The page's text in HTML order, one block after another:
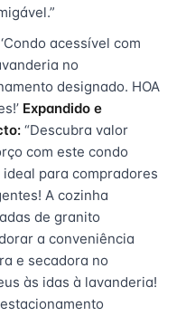
‘Condo acessível com
no
designado. HOA
Expandido e
“Descubra valor
com este condo
para compradores
A cozinha
de granito
a conveniência
e secadora no
às idas à lavanderia!